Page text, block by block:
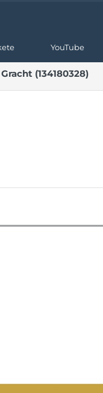
YouTube
(134180328)